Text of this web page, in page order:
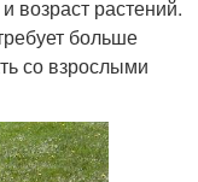
возраст растений.
больше
со взрослыми